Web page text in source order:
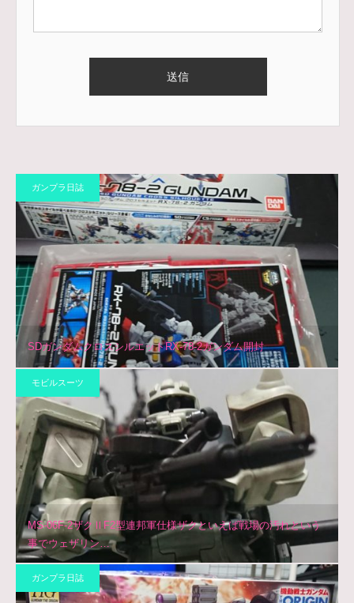
ガンプラ日誌
SDガンダムクロスシルエットRX-78-2ガンダム開封
モビルスーツ
MS-06F-2ザクⅡF2型連邦軍仕様ザクといえば戦場の汚れという
事でウェザリン…
ガンプラ日誌